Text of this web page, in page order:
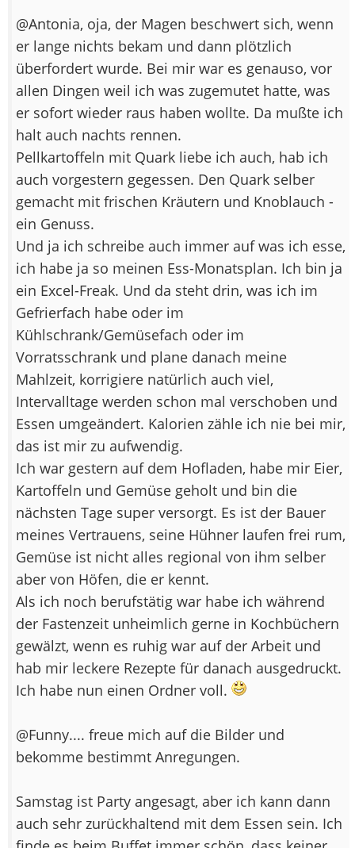
@Antonia, oja, der Magen beschwert sich, wenn
er lange nichts bekam und dann plötzlich
überfordert wurde. Bei mir war es genauso, vor
allen Dingen weil ich was zugemutet hatte, was
er sofort wieder raus haben wollte. Da mußte ich
halt auch nachts rennen.
Pellkartoffeln mit Quark liebe ich auch, hab ich
auch vorgestern gegessen. Den Quark selber
gemacht mit frischen Kräutern und Knoblauch -
ein Genuss.
Und ja ich schreibe auch immer auf was ich esse,
ich habe ja so meinen Ess-Monatsplan. Ich bin ja
ein Excel-Freak. Und da steht drin, was ich im
Gefrierfach habe oder im
Kühlschrank/Gemüsefach oder im
Vorratsschrank und plane danach meine
Mahlzeit, korrigiere natürlich auch viel,
Intervalltage werden schon mal verschoben und
Essen umgeändert. Kalorien zähle ich nie bei mir,
das ist mir zu aufwendig.
Ich war gestern auf dem Hofladen, habe mir Eier,
Kartoffeln und Gemüse geholt und bin die
nächsten Tage super versorgt. Es ist der Bauer
meines Vertrauens, seine Hühner laufen frei rum,
Gemüse ist nicht alles regional von ihm selber
aber von Höfen, die er kennt.
Als ich noch berufstätig war habe ich während
der Fastenzeit unheimlich gerne in Kochbüchern
gewälzt, wenn es ruhig war auf der Arbeit und
hab mir leckere Rezepte für danach ausgedruckt.
Ich habe nun einen Ordner voll.
@Funny.... freue mich auf die Bilder und
bekomme bestimmt Anregungen.
Samstag ist Party angesagt, aber ich kann dann
auch sehr zurückhaltend mit dem Essen sein. Ich